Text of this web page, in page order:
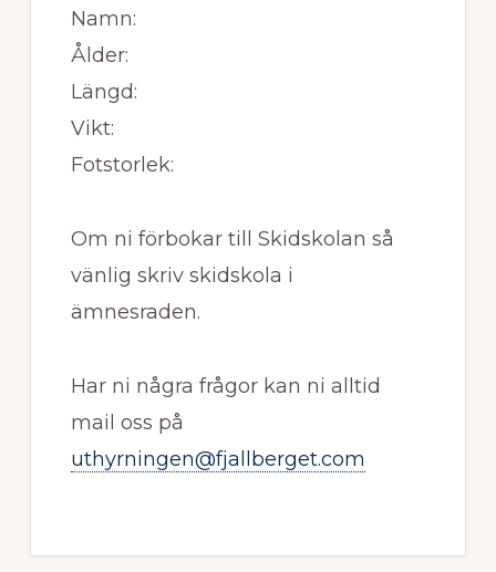
Namn:
Ålder:
Längd:
Vikt:
Fotstorlek:
Om ni förbokar till Skidskolan så
vänlig skriv skidskola i
ämnesraden.
Har ni några frågor kan ni alltid
mail oss på
uthyrningen@fjallberget.com